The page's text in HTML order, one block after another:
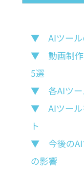
▼　AIツール
▼　動画制作
5選
▼　各AIツー
▼　AIツール
ト
▼　今後のAI
の影響